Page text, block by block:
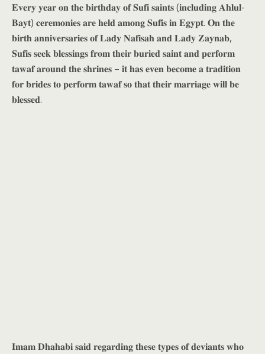
𝐄𝐯𝐞𝐫𝐲 𝐲𝐞𝐚𝐫 𝐨𝐧 𝐭𝐡𝐞 𝐛𝐢𝐫𝐭𝐡𝐝𝐚𝐲 𝐨𝐟 𝐒𝐮𝐟𝐢 𝐬𝐚𝐢𝐧𝐭𝐬 (𝐢𝐧𝐜𝐥𝐮𝐝𝐢𝐧𝐠 𝐀𝐡𝐥𝐮𝐥-
𝐁𝐚𝐲𝐭) 𝐜𝐞𝐫𝐞𝐦𝐨𝐧𝐢𝐞𝐬 𝐚𝐫𝐞 𝐡𝐞𝐥𝐝 𝐚𝐦𝐨𝐧𝐠 𝐒𝐮𝐟𝐢𝐬 𝐢𝐧 𝐄𝐠𝐲𝐩𝐭. 𝐎𝐧 𝐭𝐡𝐞
𝐛𝐢𝐫𝐭𝐡 𝐚𝐧𝐧𝐢𝐯𝐞𝐫𝐬𝐚𝐫𝐢𝐞𝐬 𝐨𝐟 𝐋𝐚𝐝𝐲 𝐍𝐚𝐟𝐢𝐬𝐚𝐡 𝐚𝐧𝐝 𝐋𝐚𝐝𝐲 𝐙𝐚𝐲𝐧𝐚𝐛,
𝐒𝐮𝐟𝐢𝐬 𝐬𝐞𝐞𝐤 𝐛𝐥𝐞𝐬𝐬𝐢𝐧𝐠𝐬 𝐟𝐫𝐨𝐦 𝐭𝐡𝐞𝐢𝐫 𝐛𝐮𝐫𝐢𝐞𝐝 𝐬𝐚𝐢𝐧𝐭 𝐚𝐧𝐝 𝐩𝐞𝐫𝐟𝐨𝐫𝐦
𝐭𝐚𝐰𝐚𝐟 𝐚𝐫𝐨𝐮𝐧𝐝 𝐭𝐡𝐞 𝐬𝐡𝐫𝐢𝐧𝐞𝐬 – 𝐢𝐭 𝐡𝐚𝐬 𝐞𝐯𝐞𝐧 𝐛𝐞𝐜𝐨𝐦𝐞 𝐚 𝐭𝐫𝐚𝐝𝐢𝐭𝐢𝐨𝐧
𝐟𝐨𝐫 𝐛𝐫𝐢𝐝𝐞𝐬 𝐭𝐨 𝐩𝐞𝐫𝐟𝐨𝐫𝐦 𝐭𝐚𝐰𝐚𝐟 𝐬𝐨 𝐭𝐡𝐚𝐭 𝐭𝐡𝐞𝐢𝐫 𝐦𝐚𝐫𝐫𝐢𝐚𝐠𝐞 𝐰𝐢𝐥𝐥 𝐛𝐞
𝐛𝐥𝐞𝐬𝐬𝐞𝐝.
𝐈𝐦𝐚𝐦 𝐃𝐡𝐚𝐡𝐚𝐛𝐢 𝐬𝐚𝐢𝐝 𝐫𝐞𝐠𝐚𝐫𝐝𝐢𝐧𝐠 𝐭𝐡𝐞𝐬𝐞 𝐭𝐲𝐩𝐞𝐬 𝐨𝐟 𝐝𝐞𝐯𝐢𝐚𝐧𝐭𝐬 𝐰𝐡𝐨